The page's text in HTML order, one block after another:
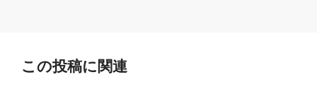
この投稿に関連